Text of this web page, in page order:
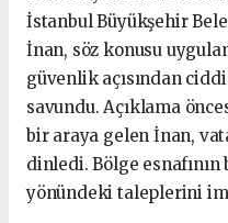
İstanbul Büyükşehir
İnan, söz konusu
güvenlik açısından
savundu. Açıklama
bir araya gelen İnan,
dinledi. Bölge
yönündeki taleplerini